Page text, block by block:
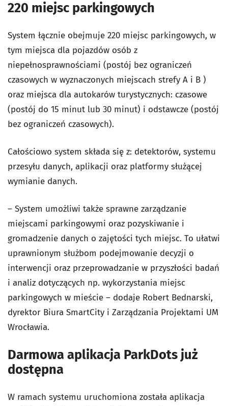
220 miejsc parkingowych
System łącznie obejmuje 220 miejsc parkingowych, w
tym miejsca dla pojazdów osób z
niepełnosprawnościami (postój bez ograniczeń
czasowych w wyznaczonych miejscach strefy A i B )
oraz miejsca dla autokarów turystycznych: czasowe
(postój do 15 minut lub 30 minut) i odstawcze (postój
bez ograniczeń czasowych).
Całościowo system składa się z: detektorów, systemu
przesyłu danych, aplikacji oraz platformy służącej
wymianie danych.
– System umożliwi także sprawne zarządzanie
miejscami parkingowymi oraz pozyskiwanie i
gromadzenie danych o zajętości tych miejsc. To ułatwi
uprawnionym służbom podejmowanie decyzji o
interwencji oraz przeprowadzanie w przyszłości badań
i analiz dotyczących np. wykorzystania miejsc
parkingowych w mieście – dodaje Robert Bednarski,
dyrektor Biura SmartCity i Zarządzania Projektami UM
Wrocławia.
Darmowa aplikacja ParkDots już
dostępna
W ramach systemu uruchomiona została aplikacja